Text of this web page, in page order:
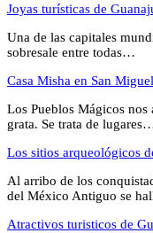
Joyas turísticas de
Una de las capitales
sobresale entre todas…
Casa Misha en San
Los Pueblos Mágicos nos
grata. Se trata de
Los sitios arqueológicos
Al arribo de los
del México Antiguo se
Atractivos turisticos de